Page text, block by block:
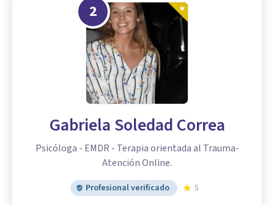
2
Gabriela Soledad Correa
Psicóloga - EMDR - Terapia orientada al Trauma-
Atención Online.
Profesional verificado 5